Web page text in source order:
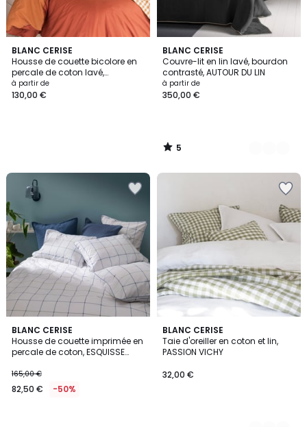
BLANC CERISE
Housse de couette bicolore en
percale de coton lavé,
DOUCEUR LAVÉE
à partir de
130,00 €
BLANC CERISE
Couvre-lit en lin lavé, bourdon
contrasté, AUTOUR DU LIN
à partir de
350,00 €
5
/
5
4
Couleurs
5
/
BLANC CERISE
Housse de couette imprimée en
percale de coton, ESQUISSE
165,00 €
82,50 € -50%
BLANC CERISE
Taie d'oreiller en coton et lin,
PASSION VICHY
32,00 €
2
Couleurs